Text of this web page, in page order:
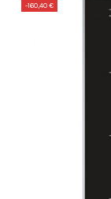
-160,40 €